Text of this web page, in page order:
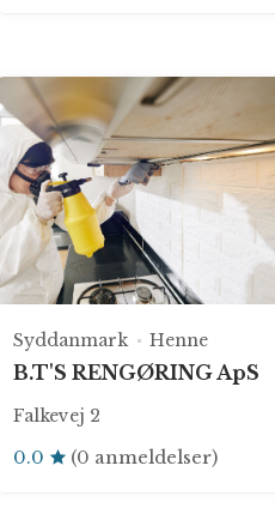
Syddanmark Henne
B.T'S RENGØRING ApS
Falkevej 2
0.0 (0 anmeldelser)